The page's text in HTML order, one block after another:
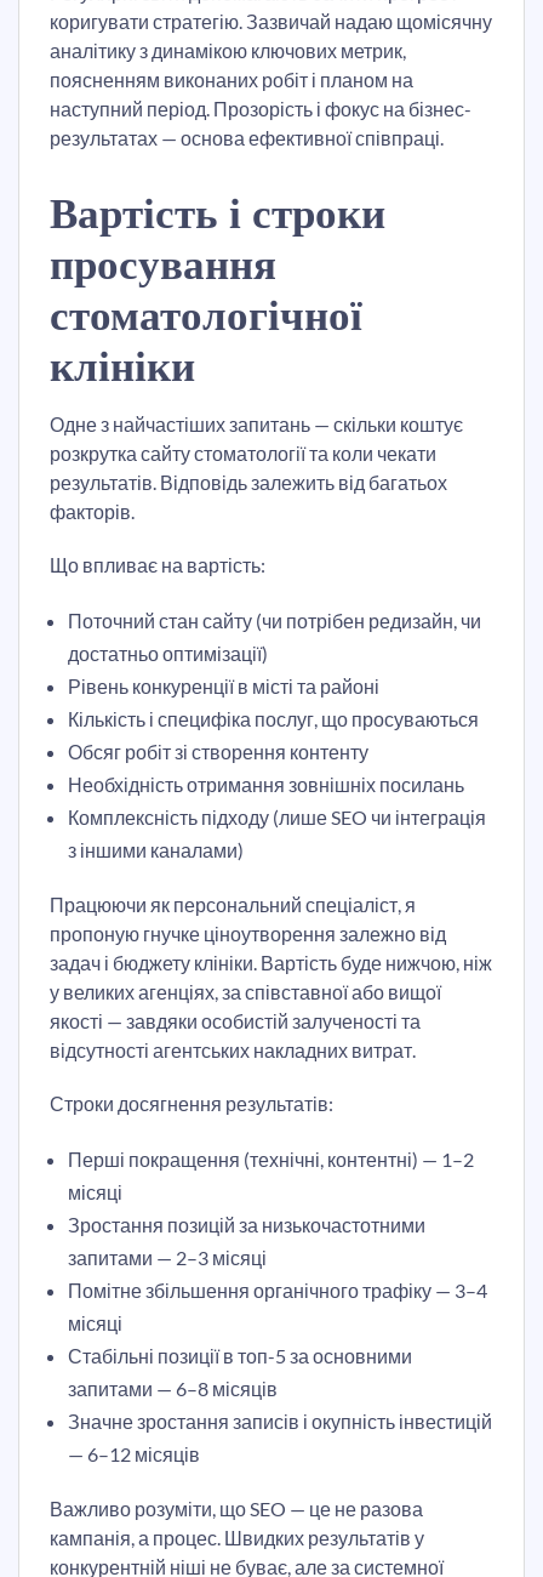
коригувати стратегію. Зазвичай надаю щомісячну
аналітику з динамікою ключових метрик,
поясненням виконаних робіт і планом на
наступний період. Прозорість і фокус на бізнес-
результатах — основа ефективної співпраці.
Вартість і строки
просування
стоматологічної
клініки
Одне з найчастіших запитань — скільки коштує
розкрутка сайту стоматології та коли чекати
результатів. Відповідь залежить від багатьох
факторів.
Що впливає на вартість:
Поточний стан сайту (чи потрібен редизайн, чи
достатньо оптимізації)
Рівень конкуренції в місті та районі
Кількість і специфіка послуг, що просуваються
Обсяг робіт зі створення контенту
Необхідність отримання зовнішніх посилань
Комплексність підходу (лише SEO чи інтеграція
з іншими каналами)
Працюючи як персональний спеціаліст, я
пропоную гнучке ціноутворення залежно від
задач і бюджету клініки. Вартість буде нижчою, ніж
у великих агенціях, за співставної або вищої
якості — завдяки особистій залученості та
відсутності агентських накладних витрат.
Строки досягнення результатів:
Перші покращення (технічні, контентні) — 1–2
місяці
Зростання позицій за низькочастотними
запитами — 2–3 місяці
Помітне збільшення органічного трафіку — 3–4
місяці
Стабільні позиції в топ-5 за основними
запитами — 6–8 місяців
Значне зростання записів і окупність інвестицій
— 6–12 місяців
Важливо розуміти, що SEO — це не разова
кампанія, а процес. Швидких результатів у
конкурентній ніші не буває, але за системної